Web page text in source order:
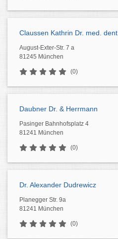
Claussen Kathrin Dr. med. dent.
August-Exter-Str. 7 a
81245 München
(0)
Daubner Dr. & Herrmann
Pasinger Bahnhofsplatz 4
81241 München
(0)
Dr. Alexander Dudrewicz
Planegger Str. 9a
81241 München
(0)